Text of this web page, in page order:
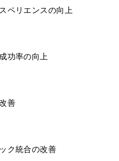
ペリエンスの向上
功率の向上
善
ク統合の改善